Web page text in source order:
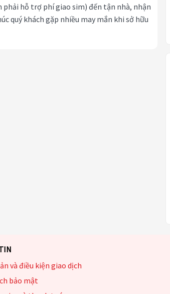
phải hỗ trợ phí giao sim) đến tận nhà, nhận
quý khách gặp nhiều may mắn khi sở hữu
và điều kiện giao dịch
bảo mật